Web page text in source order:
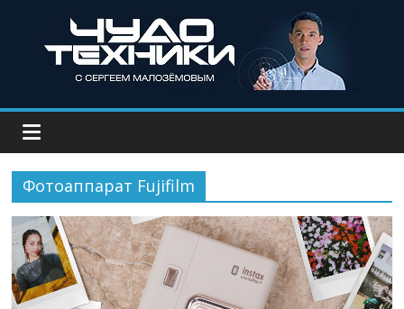
Фотоаппарат Fujifilm